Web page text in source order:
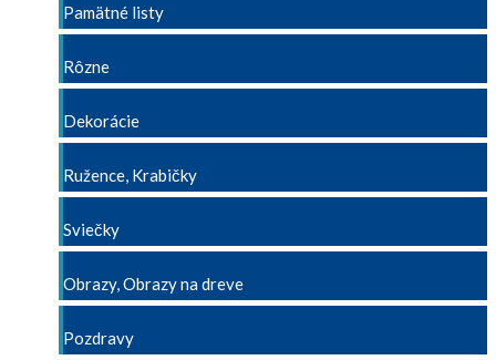
Pamätné listy
Rôzne
Dekorácie
Ružence, Krabičky
Sviečky
Obrazy, Obrazy na dreve
Pozdravy